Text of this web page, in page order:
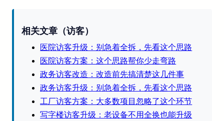
相关文章（访客）
医院访客升级：别急着全拆，先看这个思路
医院访客方案：这个思路帮你少走弯路
政务访客改造：改造前先搞清楚这几件事
政务访客升级：别急着全拆，先看这个思路
工厂访客方案：大多数项目忽略了这个环节
写字楼访客升级：老设备不用全换也能升级